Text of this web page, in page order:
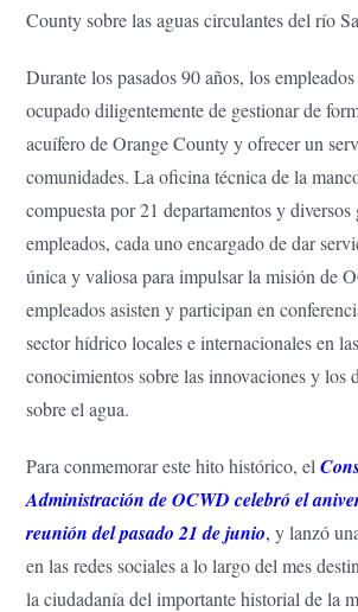
County sobre las aguas circulantes del río
Durante los pasados 90 años, los
ocupado diligentemente de gestionar de
acuífero de Orange County y ofrecer un
comunidades. La oficina técnica de la
compuesta por 21 departamentos y diversos
empleados, cada uno encargado de dar
única y valiosa para impulsar la misión de
empleados asisten y participan en
sector hídrico locales e internacionales en
conocimientos sobre las innovaciones y los
sobre el agua.
Para conmemorar este hito histórico, el
Administración de OCWD celebró el
reunión del pasado 21 de junio, y lanzó
en las redes sociales a lo largo del mes
la ciudadanía del importante historial de la